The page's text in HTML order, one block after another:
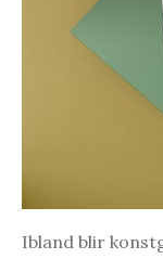
Ibland blir